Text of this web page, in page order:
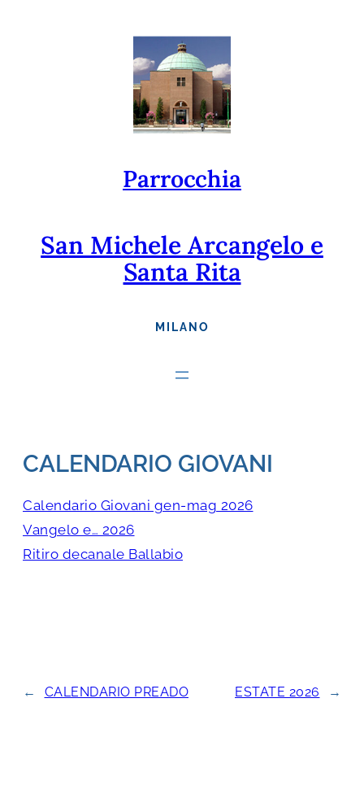
Parrocchia
San Michele Arcangelo e
Santa Rita
MILANO
CALENDARIO GIOVANI
Calendario Giovani gen-mag 2026
Vangelo e… 2026
Ritiro decanale Ballabio
← CALENDARIO PREADO ESTATE 2026 →